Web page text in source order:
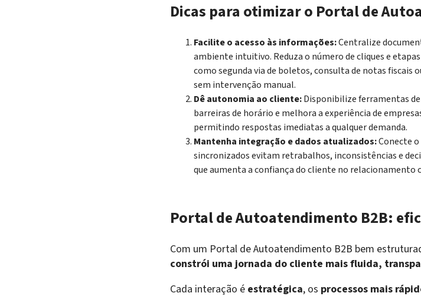
Dicas para otimizar o Portal de
Facilite o acesso às informações:Centralize
ambiente intuitivo. Reduza o número de cliques e
como segunda via de boletos, consulta de notas fiscais
sem intervenção manual.
Dê autonomia ao cliente:Disponibilize ferramentas
barreiras de horário e melhora a experiência de
permitindo respostas imediatas a qualquer demanda.
Mantenha integração e dados atualizados:Conecte
sincronizados evitam retrabalhos, inconsistências e
que aumenta a confiança do cliente no relacionamento
Portal de Autoatendimento B2B:
Com um Portal de Autoatendimento B2B bem
constrói uma jornada do cliente mais fluida,
Cada interação é estratégica, os processos mais